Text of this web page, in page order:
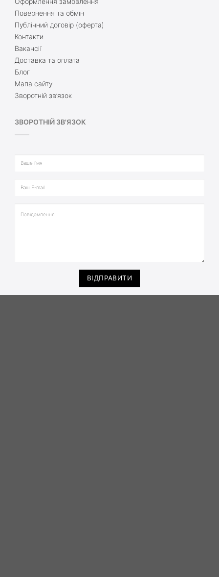
Повернення та обмін
Публічний договір (оферта)
Контакти
Вакансії
Доставка та оплата
Блог
Мапа сайту
Зворотній зв’язок
ЗВОРОТНІЙ ЗВ'ЯЗОК
ВІДПРАВИТИ